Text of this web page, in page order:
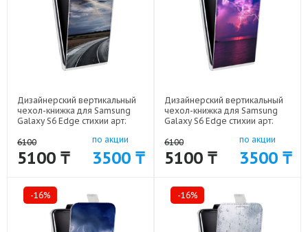
Дизайнерский вертикальный
чехол-книжка для Samsung
Galaxy S6 Edge стихии арт:
6100
5100 ₸
по акции
3500 ₸
Дизайнерский вертикальный
чехол-книжка для Samsung
Galaxy S6 Edge стихии арт:
6100
5100 ₸
по акции
3500 ₸
-16% -16%